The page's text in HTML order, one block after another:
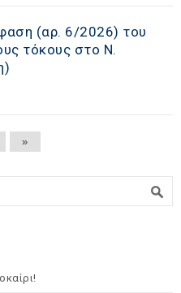
(αρ. 6/2026) του
τόκους στο Ν.
»